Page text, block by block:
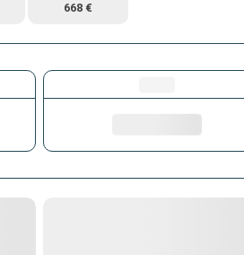
668 €